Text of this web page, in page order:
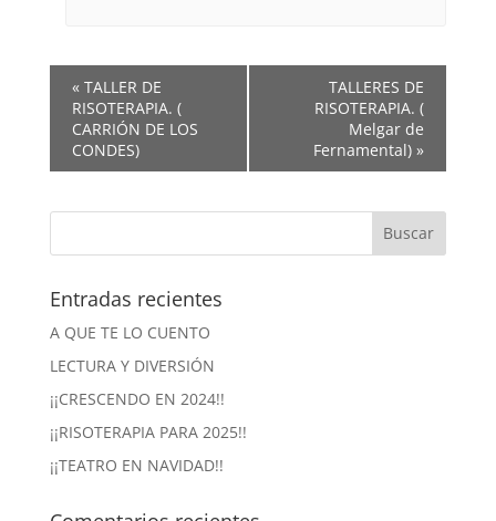
«TALLER DE
RISOTERAPIA. (
CARRIÓN DE LOS
CONDES)
TALLERES DE
RISOTERAPIA. (
Melgar de
Fernamental)»
Entradas recientes
A QUE TE LO CUENTO
LECTURA Y DIVERSIÓN
¡¡CRESCENDO EN 2024!!
¡¡RISOTERAPIA PARA 2025!!
¡¡TEATRO EN NAVIDAD!!